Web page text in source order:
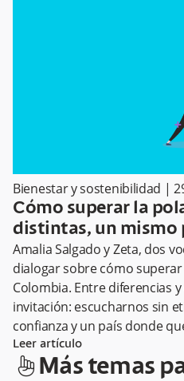
Bienestar y sostenibilidad |
Cómo superar la
distintas, un mismo
Amalia Salgado y Zeta, dos
dialogar sobre cómo
Colombia. Entre diferencias
invitación: escucharnos sin
confianza y un país donde
Leer artículo
hand-index Más temas